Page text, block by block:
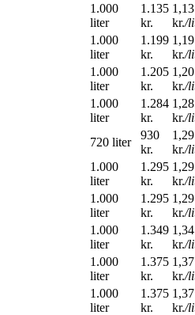
1.000
liter
1.135
kr.
1,13
kr./
1.000
liter
1.199
kr.
1,19
kr./
1.000
liter
1.205
kr.
1,20
kr./
1.000
liter
1.284
kr.
1,28
kr./
720 liter
930
kr.
1,29
kr./
1.000
liter
1.295
kr.
1,29
kr./
1.000
liter
1.295
kr.
1,29
kr./
1.000
liter
1.349
kr.
1,34
kr./
1.000
liter
1.375
kr.
1,37
kr./
1.000
liter
1.375
kr.
1,37
kr./